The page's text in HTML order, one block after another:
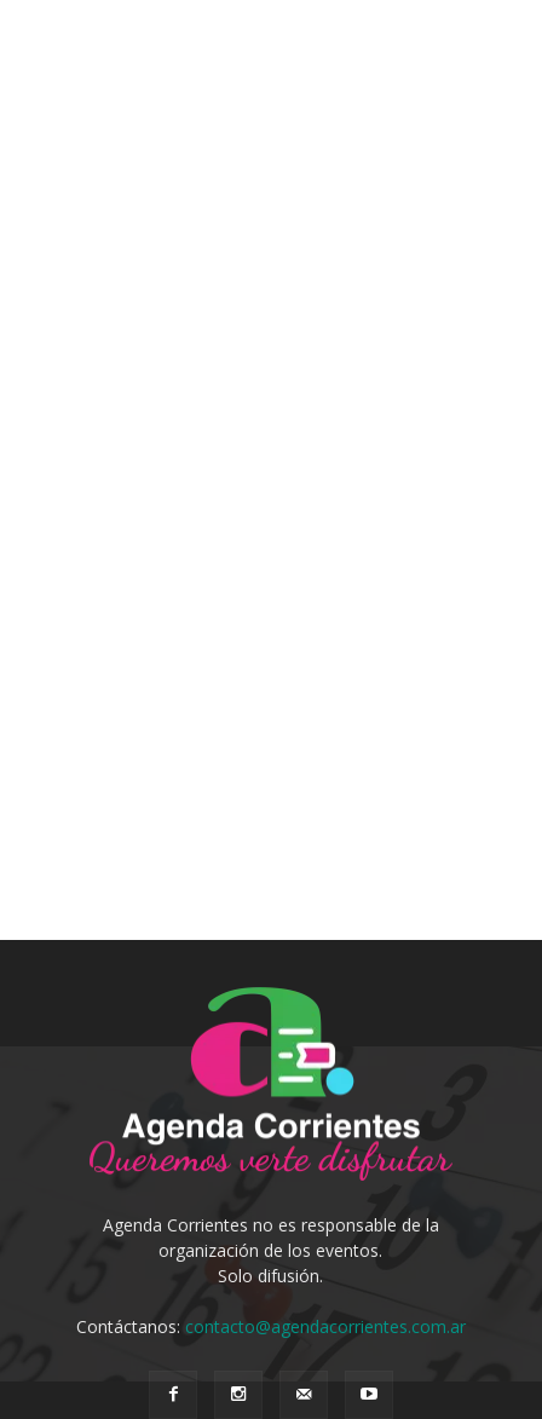
Agenda Corrientes no es responsable de la
organización de los eventos.
Solo difusión.
Contáctanos: contacto@agendacorrientes.com.ar